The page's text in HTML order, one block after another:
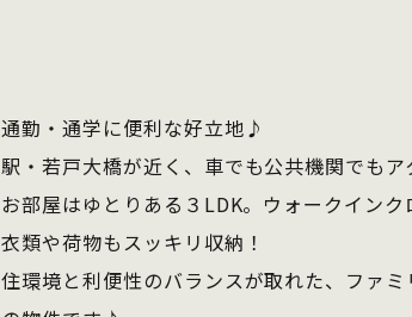
通勤・通学に便利な好立地♪
駅・若戸大橋が近く、車でも公共機関でも
お部屋はゆとりある３LDK。ウォークイン
衣類や荷物もスッキリ収納！
住環境と利便性のバランスが取れた、ファ